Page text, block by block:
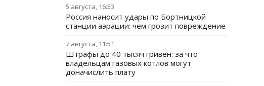
5 августа, 16:53
Россия наносит удары по Бортницкой
станции аэрации: чем грозит повреждение
7 августа, 11:51
Штрафы до 40 тысяч гривен: за что
владельцам газовых котлов могут
доначислить плату